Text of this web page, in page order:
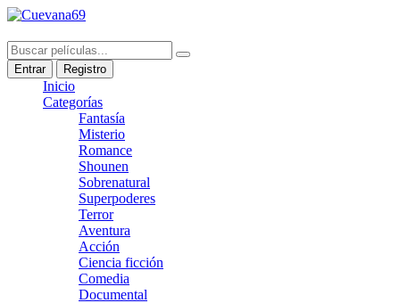
Entrar Registro
Inicio
Categorías
Fantasía
Misterio
Romance
Shounen
Sobrenatural
Superpoderes
Terror
Aventura
Acción
Ciencia ficción
Comedia
Documental